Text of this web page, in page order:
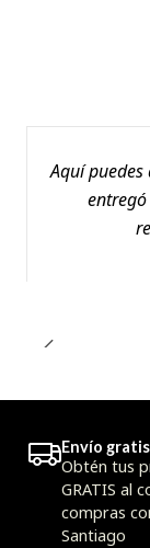
Aquí
Envío gratis
Obtén tus
GRATIS al
compras
Santiago